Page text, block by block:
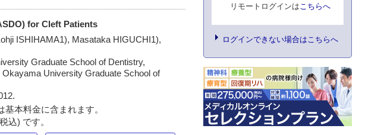
for Cleft Patients
ISHIHAMA1), Masataka HIGUCHI1),
Graduate School of Dentistry,
University Graduate School of
本料金に含まれます。
込) です。
リモートログインはこちらへ
ログインできない場合はこちらへ